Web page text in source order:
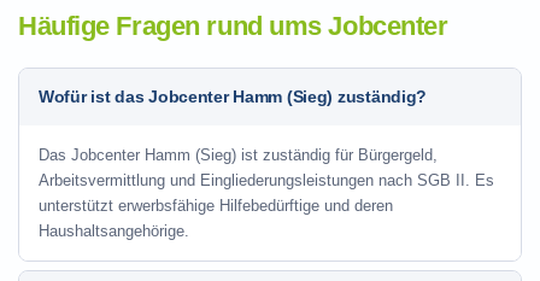
Häufige Fragen rund ums Jobcenter
Wofür ist das Jobcenter Hamm (Sieg) zuständig?
Das Jobcenter Hamm (Sieg) ist zuständig für Bürgergeld,
Arbeitsvermittlung und Eingliederungsleistungen nach SGB II. Es
unterstützt erwerbsfähige Hilfebedürftige und deren
Haushaltsangehörige.